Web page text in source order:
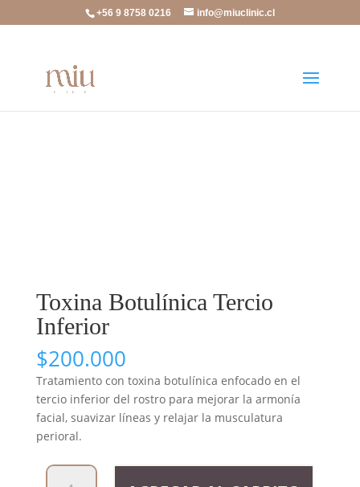
+56 9 8758 0216 info@miuclinic.cl
Inferior
Toxina Botulínica Tercio
Inferior
$200.000
Tratamiento con toxina botulínica enfocado en el
tercio inferior del rostro para mejorar la armonía
facial, suavizar líneas y relajar la musculatura
perioral.
Toxina